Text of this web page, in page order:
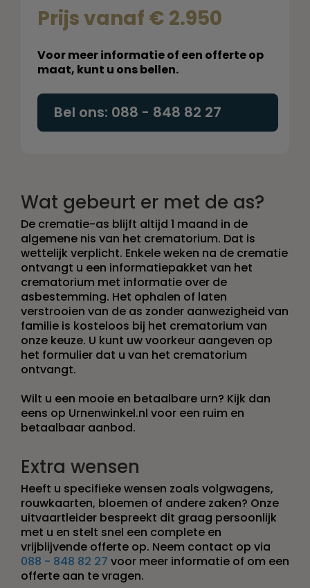
Prijs vanaf € 2.950
Voor meer informatie of een offerte op
maat, kunt u ons bellen.
Bel ons: 088 - 848 82 27
Wat gebeurt er met de as?
De crematie-as blijft altijd 1 maand in de
algemene nis van het crematorium. Dat is
wettelijk verplicht. Enkele weken na de crematie
ontvangt u een informatiepakket van het
crematorium met informatie over de
asbestemming. Het ophalen of laten
verstrooien van de as zonder aanwezigheid van
familie is kosteloos bij het crematorium van
onze keuze. U kunt uw voorkeur aangeven op
het formulier dat u van het crematorium
ontvangt.
Wilt u een mooie en betaalbare urn? Kijk dan
eens op Urnenwinkel.nl voor een ruim en
betaalbaar aanbod.
Extra wensen
Heeft u specifieke wensen zoals volgwagens,
rouwkaarten, bloemen of andere zaken? Onze
uitvaartleider bespreekt dit graag persoonlijk
met u en stelt snel een complete en
vrijblijvende offerte op. Neem contact op via
088 - 848 82 27 voor meer informatie of om een
offerte aan te vragen.